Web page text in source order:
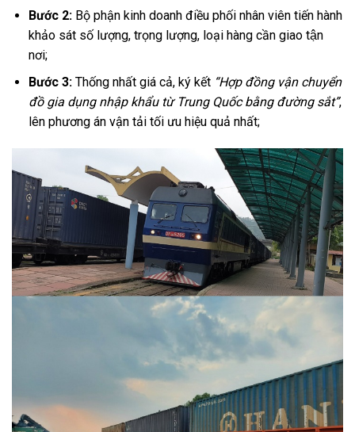
Bước 2:Bộ phận kinh doanh điều phối nhân viên tiến hành
khảo sát số lượng, trọng lượng, loại hàng cần giao tận
nơi;
Bước 3:Thống nhất giá cả, ký kết “Hợp đồng vận chuyển
đồ gia dụng nhập khẩu từ Trung Quốc bằng đường sắt”,
lên phương án vận tải tối ưu hiệu quả nhất;